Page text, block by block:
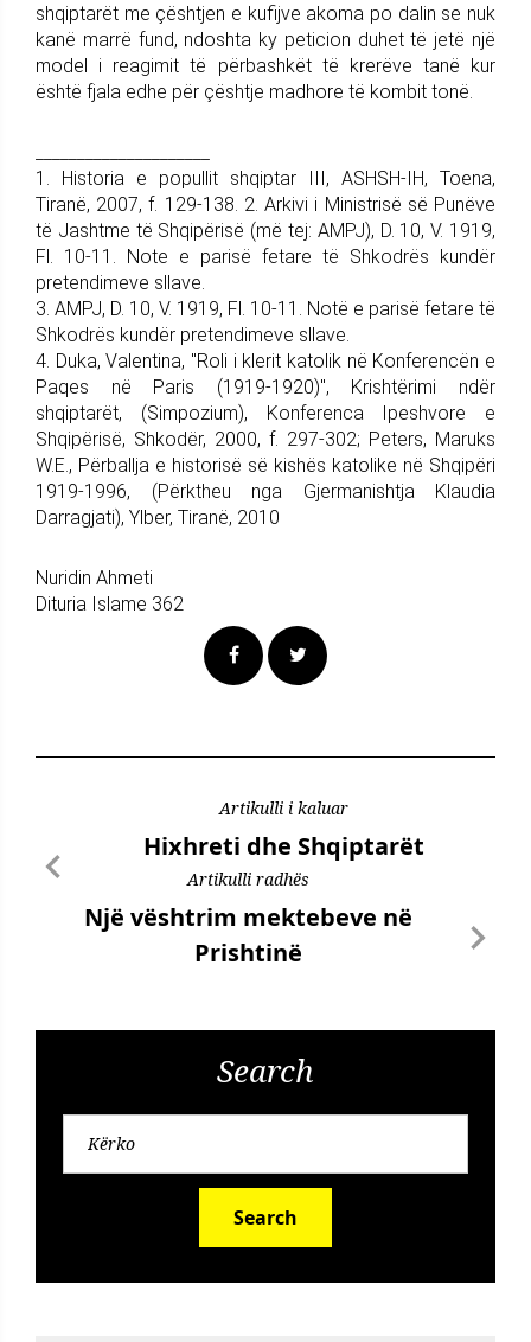
shqiptarët me çështjen e kufijve akoma po dalin se nuk
kanë marrë fund, ndoshta ky peticion duhet të jetë një
model i reagimit të përbashkët të krerëve tanë kur
është fjala edhe për çështje madhore të kombit tonë.
1. Historia e popullit shqiptar III, ASHSH-IH, Toena,
Tiranë, 2007, f. 129-138. 2. Arkivi i Ministrisë së Punëve
të Jashtme të Shqipërisë (më tej: AMPJ), D. 10, V. 1919,
Fl. 10-11. Note e parisë fetare të Shkodrës kundër
pretendimeve sllave.
3. AMPJ, D. 10, V. 1919, Fl. 10-11. Notë e parisë fetare të
Shkodrës kundër pretendimeve sllave.
4. Duka, Valentina, "Roli i klerit katolik në Konferencën e
Paqes në Paris (1919-1920)", Krishtërimi ndër
shqiptarët, (Simpozium), Konferenca Ipeshvore e
Shqipërisë, Shkodër, 2000, f. 297-302; Peters, Maruks
W.E., Përballja e historisë së kishës katolike në Shqipëri
1919-1996, (Përktheu nga Gjermanishtja Klaudia
Darragjati), Ylber, Tiranë, 2010
Nuridin Ahmeti
Dituria Islame 362
Artikulli i kaluar
Hixhreti dhe Shqiptarët
Artikulli radhës
Një vështrim mektebeve në
Prishtinë
Search
Search